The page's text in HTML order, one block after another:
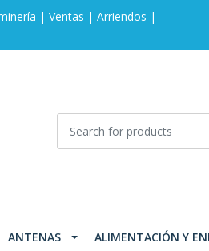
| Ventas | Arriendos |
ANTENAS ALIMENTACIÓN Y